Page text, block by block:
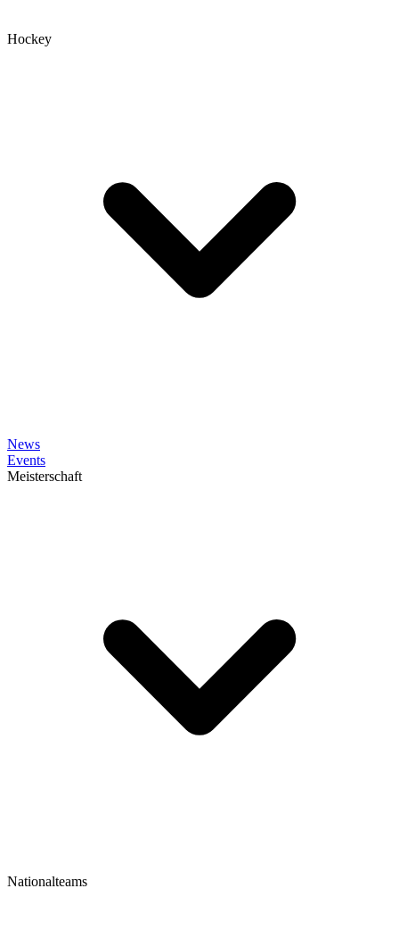
Hockey
News
Events
Meisterschaft
Nationalteams